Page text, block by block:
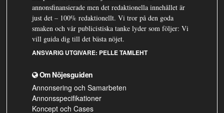
annonsfinansierade men det redaktionella innehållet är
just det – 100% redaktionellt. Vi tror på den goda
smaken och vår publicistiska tanke lyder som följer: Vi
vill guida dig till det bästa nöjet.
ANSVARIG UTGIVARE: PELLE TAMLEHT
Om Nöjesguiden
Annonsering och Samarbeten
Annonsspecifikationer
Koncept och Cases